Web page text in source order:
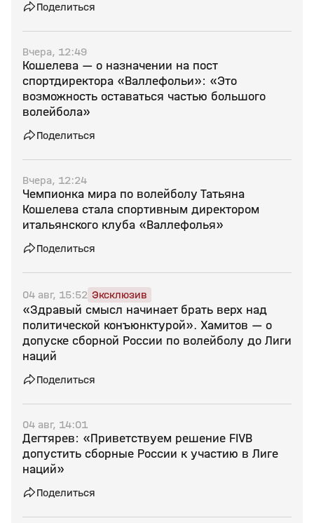
Поделиться
Вчера, 12:49
Кошелева — о назначении на пост
спортдиректора «Валлефольи»: «Это
возможность оставаться частью большого
волейбола»
Поделиться
Вчера, 12:24
Чемпионка мира по волейболу Татьяна
Кошелева стала спортивным директором
итальянского клуба «Валлефолья»
Поделиться
04 авг, 15:52 Эксклюзив
«Здравый смысл начинает брать верх над
политической конъюнктурой». Хамитов — о
допуске сборной России по волейболу до Лиги
наций
Поделиться
04 авг, 14:01
Дегтярев: «Приветствуем решение FIVB
допустить сборные России к участию в Лиге
наций»
Поделиться